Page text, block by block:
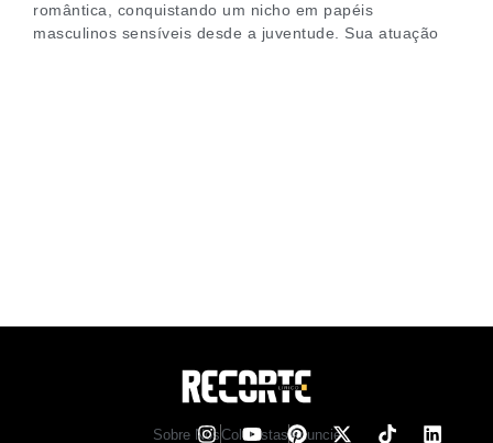
romântica, conquistando um nicho em papéis
masculinos sensíveis desde a juventude. Sua atuação
Sobre NosColunistasAnuncie